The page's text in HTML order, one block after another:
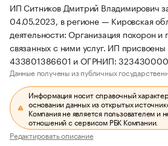
ИП Ситников Дмитрий Владимирович
04.05.2023, в регионе — Кировская
деятельности: Организация похорон и
связанных с ними услуг. ИП
433801386601 и ОГРНИП:
Данные получены из публичных
Информация носит справочный
основании данных из открытых
Компания не является пользователем и
отношений с сервисом РБК Компании.
Редактировать описание